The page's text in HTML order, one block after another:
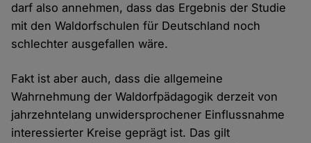
darf also annehmen, dass das Ergebnis der Studie
mit den Waldorfschulen für Deutschland noch
schlechter ausgefallen wäre.
Fakt ist aber auch, dass die allgemeine
Wahrnehmung der Waldorfpädagogik derzeit von
jahrzehntelang unwidersprochener Einflussnahme
interessierter Kreise geprägt ist. Das gilt